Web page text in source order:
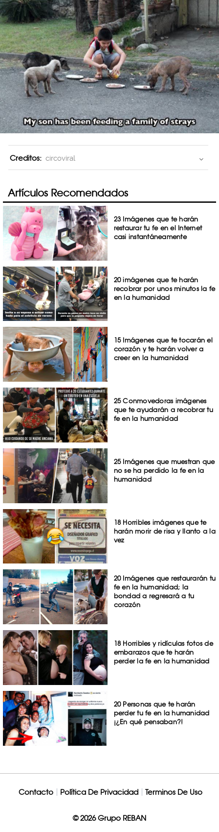
Creditos: circoviral
Artículos Recomendados
23 Imágenes que te harán
restaurar tu fe en el Internet
casi instantáneamente
20 imágenes que te harán
recobrar por unos minutos la fe
en la humanidad
15 Imágenes que te tocarán el
corazón y te harán volver a
creer en la humanidad
25 Conmovedoras imágenes
que te ayudarán a recobrar tu
fe en la humanidad
25 Imágenes que muestran que
no se ha perdido la fe en la
humanidad
18 Horribles imágenes que te
harán morir de risa y llanto a la
vez
20 Imágenes que restaurarán tu
fe en la humanidad; la
bondad a regresará a tu
corazón
18 Horribles y ridículas fotos de
embarazos que te harán
perder la fe en la humanidad
20 Personas que te harán
perder tu fe en la humanidad
¡¿En qué pensaban?!
Contacto Política De Privacidad Terminos De Uso
© 2026 Grupo REBAN